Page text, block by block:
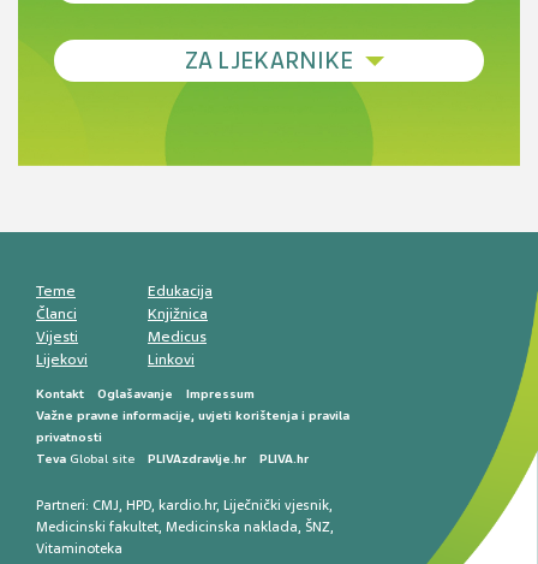
Debljina - od prevencije do personalizirane
Novi pogled na migrenu: komorbiditeti, spolne
razlike i nove terapije
smetnji do rane onkološke dijagnostike
ZA LJEKARNIKE
Antikoagulansi u ljekarničkoj praksi –
Teme
Članci
Vijesti
Lijekovi
Edukacija
Knjižnica
Medicus
Linkovi
Kontakt Oglašavanje
Impressum
Važne pravne informacije, uvjeti korištenja i pravila
privatnosti
Teva Global site PLIVAzdravlje.hr PLIVA.hr
Partneri: CMJ, HPD, kardio.hr, Liječnički vjesnik,
Medicinski fakultet, Medicinska naklada, ŠNZ,
Vitaminoteka